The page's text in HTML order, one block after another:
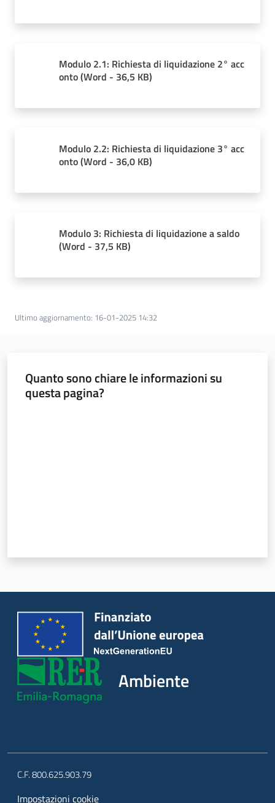
Ambiente
Leggi Atti Bandi
Modulo 2.1: Richiesta di liquidazione 2° acc
onto(Word - 36,5 KB)
Modulo 2.2: Richiesta di liquidazione 3° acc
onto(Word - 36,0 KB)
Modulo 3: Richiesta di liquidazione a saldo
(Word - 37,5 KB)
Ultimo aggiornamento: 16-01-2025 14:32
Quanto sono chiare le informazioni su
questa pagina?
Ambiente
C.F. 800.625.903.79
Impostazioni cookie